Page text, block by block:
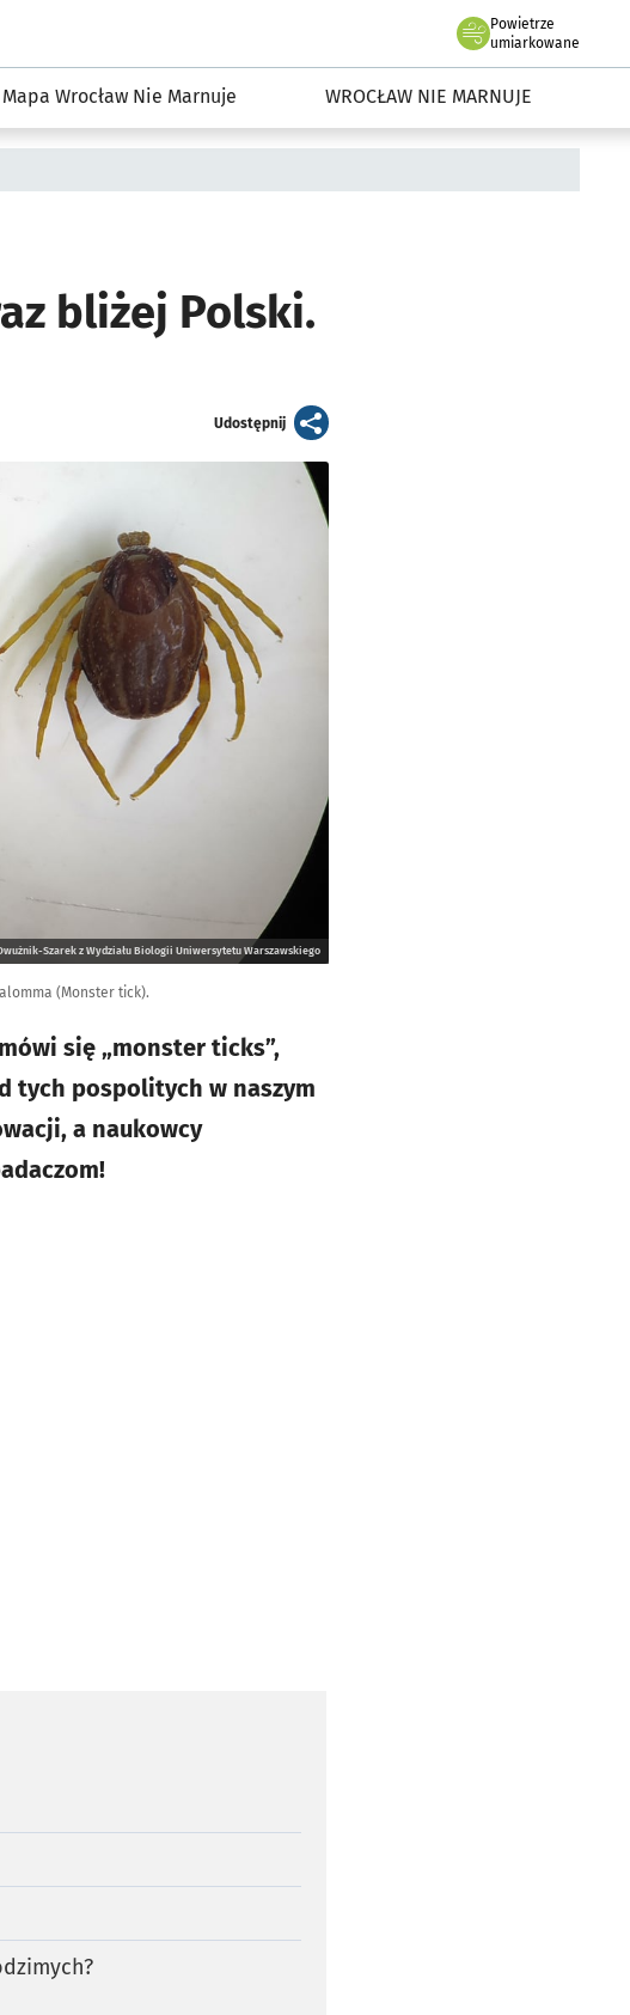
Środowisko we Wrocławiu
Powietrze
we Wrocławiu
umiarkowane
Mapa Wrocław Nie Marnuje WROCŁAW NIE MARNUJE
bliżej Polski.
Udostępnijartykuł
Szarek z Wydziału Biologii Uniwersytetu Warszawskiego
(Monster tick).
się „monster ticks”,
tych pospolitych w naszym
a naukowcy